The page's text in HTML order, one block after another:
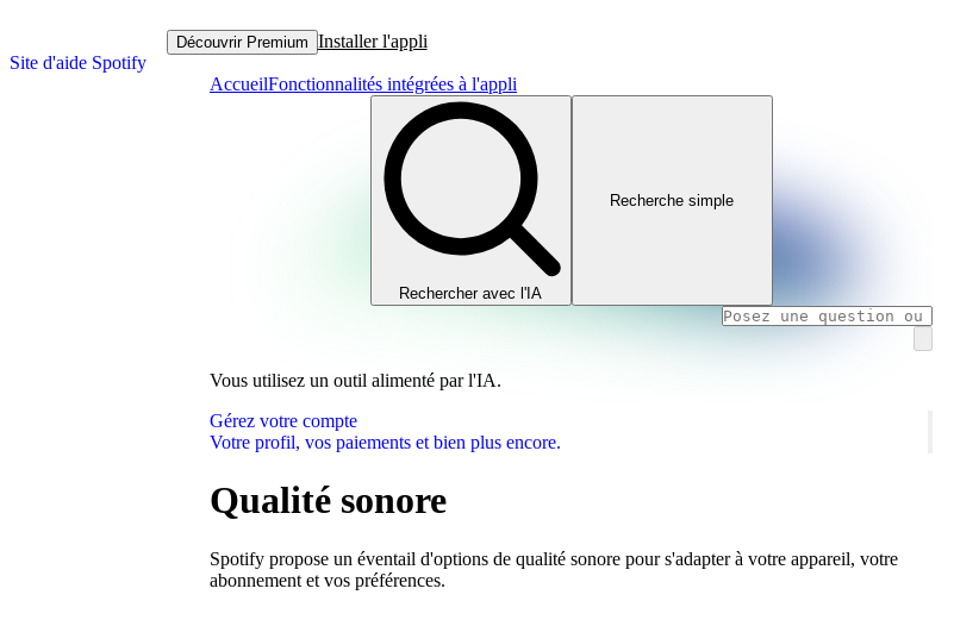
Site d'aide Spotify
Découvrir Premium Installer l'appli
AccueilFonctionnalités intégrées à l'appli
Rechercher avec l'IA
Recherche simple
Vous utilisez un outil alimenté par l'IA.
Gérez votre compte
Votre profil, vos paiements et bien plus encore.
Qualité sonore
Spotify propose un éventail d'options de qualité sonore pour s'adapter à votre appareil, votre
abonnement et vos préférences.